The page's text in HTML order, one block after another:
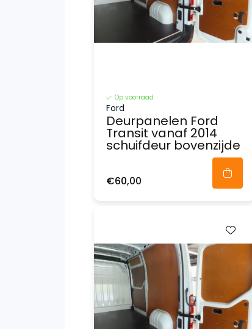
Op voorraad
Ford
Deurpanelen Ford
Transit vanaf 2014
schuifdeur bovenzijde
€60,00